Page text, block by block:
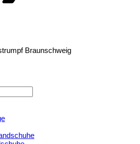
Braunschweig